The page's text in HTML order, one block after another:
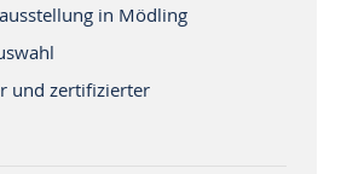
in Mödling
und zertifizierter